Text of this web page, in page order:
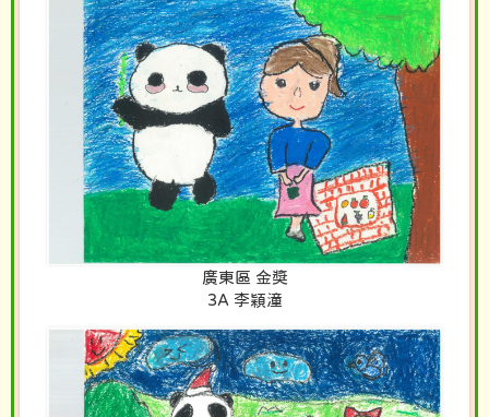
廣東區 金獎
3A 李穎潼